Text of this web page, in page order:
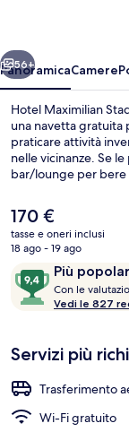
Avanti
56+
PanoramicaCamere
Hotel Maximilian
una navetta gratuita
praticare attività
nelle vicinanze. Se
bar/lounge per bere
di deposito sci. Le
gentile e la posizione
Il
prezzo
attuale
170 €
170 €
tasse e oneri inclusi
18 ago - 19 ago
Recensioni
Più
9,4
su
10,
popolare
Con le
Vedi le 827
Servizi più
Trasferimento
Wi-Fi gratuito